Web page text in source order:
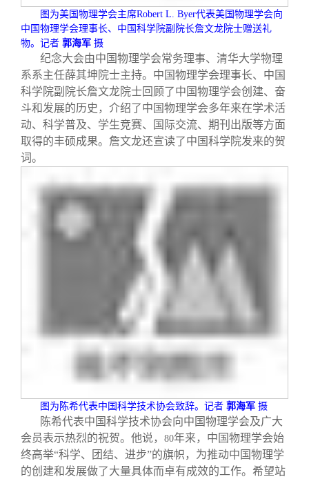
图为美国物理学会主席Robert L. Byer代表美国物理学会向
中国物理学会理事长、中国科学院副院长詹文龙院士赠送礼
物。记者 郭海军 摄
纪念大会由中国物理学会常务理事、清华大学物理
系系主任薛其坤院士主持。中国物理学会理事长、中国
科学院副院长詹文龙院士回顾了中国物理学会创建、奋
斗和发展的历史，介绍了中国物理学会多年来在学术活
动、科学普及、学生竞赛、国际交流、期刊出版等方面
取得的丰硕成果。詹文龙还宣读了中国科学院发来的贺
词。
图为陈希代表中国科学技术协会致辞。记者 郭海军 摄
陈希代表中国科学技术协会向中国物理学会及广大
会员表示热烈的祝贺。他说， 80年来，中国物理学会始
终高举“科学、团结、进步”的旗帜，为推动中国物理学
的创建和发展做了大量具体而卓有成效的工作。希望站